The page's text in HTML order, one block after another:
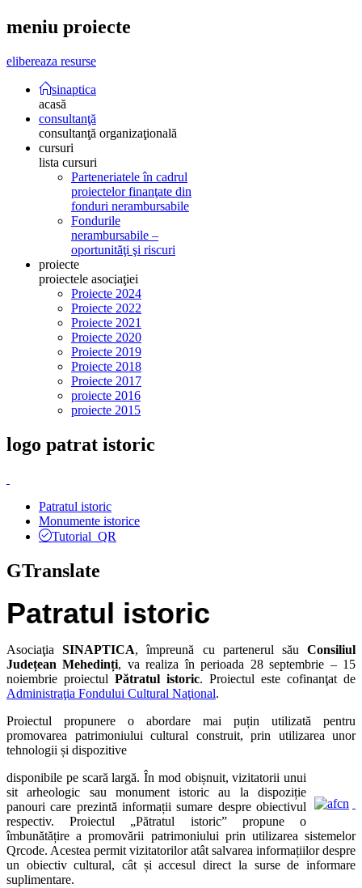
meniu proiecte
elibereaza resurse
sinaptica
acasă
consultanţă
consultanţă organizaţională
cursuri
lista cursuri
Parteneriatele în cadrul
proiectelor finanţate din
fonduri nerambursabile
Fondurile
nerambursabile –
oportunităţi şi riscuri
proiecte
proiectele asociaţiei
Proiecte 2024
Proiecte 2022
Proiecte 2021
Proiecte 2020
Proiecte 2019
Proiecte 2018
Proiecte 2017
proiecte 2016
proiecte 2015
logo patrat istoric
Patratul istoric
Monumente istorice
Tutorial QR
GTranslate
Patratul istoric
AsociaţiaSINAPTICA, împreună cu partenerul săuConsiliul
Județean Mehedinți, va realiza în perioada 28 septembrie – 15
noiembrie proiectul Pătratul istoric. Proiectul este cofinanţat de
Administraţia Fondului Cultural Naţional.
Proiectul propunere o abordare mai puțin utilizată pentru
promovarea patrimoniului cultural construit, prin utilizarea unor
tehnologii și dispozitive
disponibile pe scară largă. În mod obișnuit, vizitatorii unui
sit arheologic sau monument istoric au la dispoziție
panouri care prezintă informații sumare despre obiectivul
respectiv. Proiectul „Pătratul istoric” propune o
îmbunătățire a promovării patrimoniului prin utilizarea sistemelor
Qrcode. Acestea permit vizitatorilor atât salvarea informațiilor despre
un obiectiv cultural, cât și accesul direct la surse de informare
suplimentare.